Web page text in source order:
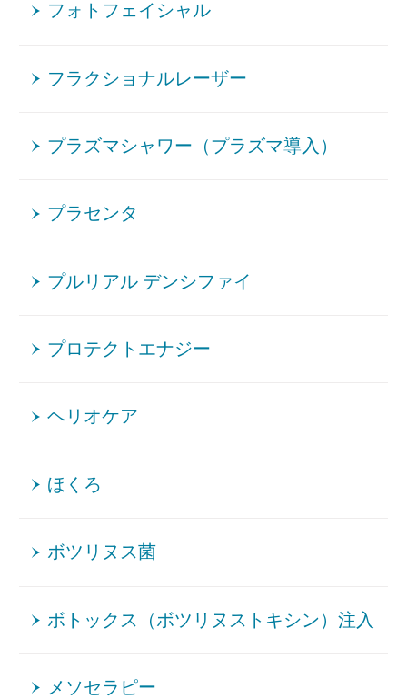
フォトフェイシャル
フラクショナルレーザー
プラズマシャワー（プラズマ導入）
プラセンタ
プルリアル デンシファイ
プロテクトエナジー
ヘリオケア
ほくろ
ボツリヌス菌
ボトックス（ボツリヌストキシン）注入
メソセラピー